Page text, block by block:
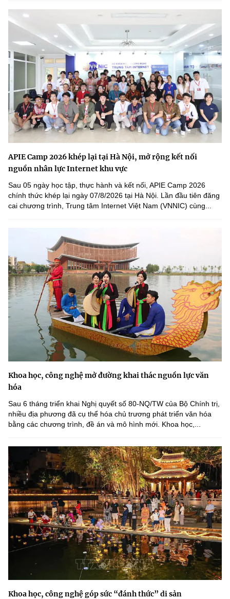
APIE Camp 2026 khép lại tại Hà Nội, mở rộng kết nối
nguồn nhân lực Internet khu vực
Sau 05 ngày học tập, thực hành và kết nối, APIE Camp 2026
chính thức khép lại ngày 07/8/2026 tại Hà Nội. Lần đầu tiên đăng
cai chương trình, Trung tâm Internet Việt Nam (VNNIC) cùng...
Khoa học, công nghệ mở đường khai thác nguồn lực văn
hóa
Sau 6 tháng triển khai Nghị quyết số 80-NQ/TW của Bộ Chính trị,
nhiều địa phương đã cụ thể hóa chủ trương phát triển văn hóa
bằng các chương trình, đề án và mô hình mới. Khoa học,...
Khoa học, công nghệ góp sức “đánh thức” di sản